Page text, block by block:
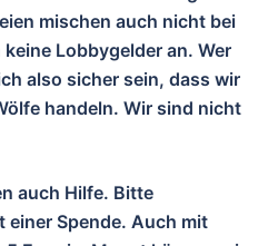
mischen auch nicht bei
Lobbygelder an. Wer
also sicher sein, dass wir
handeln. Wir sind nicht
auch Hilfe. Bitte
einer Spende. Auch mit